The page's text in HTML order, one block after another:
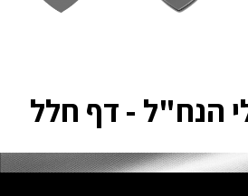
הנח"ל - דף חלל